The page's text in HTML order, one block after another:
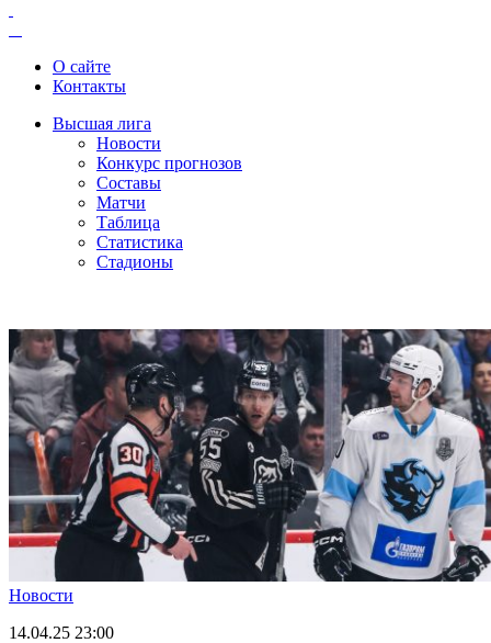
О сайте
Контакты
Высшая лига
Новости
Конкурс прогнозов
Составы
Матчи
Таблица
Статистика
Стадионы
Новости
14.04.25 23:00